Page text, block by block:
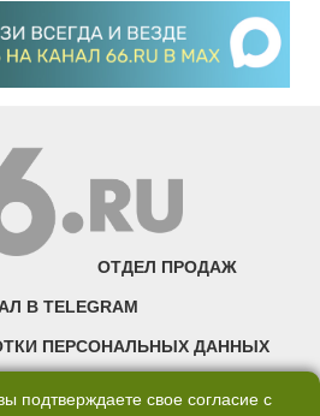
ОТДЕЛ ПРОДАЖ
В TELEGRAM
ПЕРСОНАЛЬНЫХ ДАННЫХ
подтверждаете свое согласие с